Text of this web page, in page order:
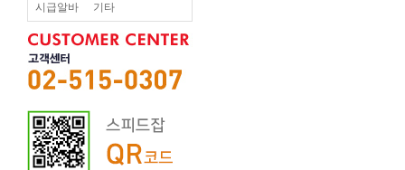
시급알바 기타